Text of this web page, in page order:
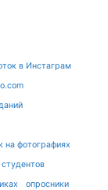
в Инстаграм
на фотографиях
опросники